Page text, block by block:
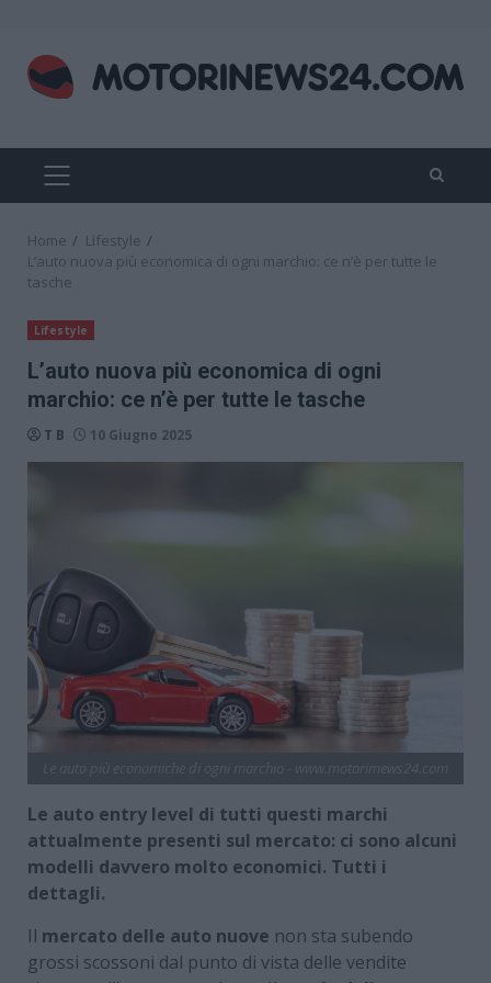
content
PRIMARY
MENU
Home
Lifestyle
L’auto nuova più economica di ogni marchio: ce n’è per tutte le
tasche
Lifestyle
L’auto nuova più economica di ogni
marchio: ce n’è per tutte le tasche
T B 10 Giugno 2025
Le auto entry level di tutti questi marchi
attualmente presenti sul mercato: ci sono alcuni
modelli davvero molto economici. Tutti i
dettagli.
Il mercato delle auto nuove non sta subendo
grossi scossoni dal punto di vista delle vendite